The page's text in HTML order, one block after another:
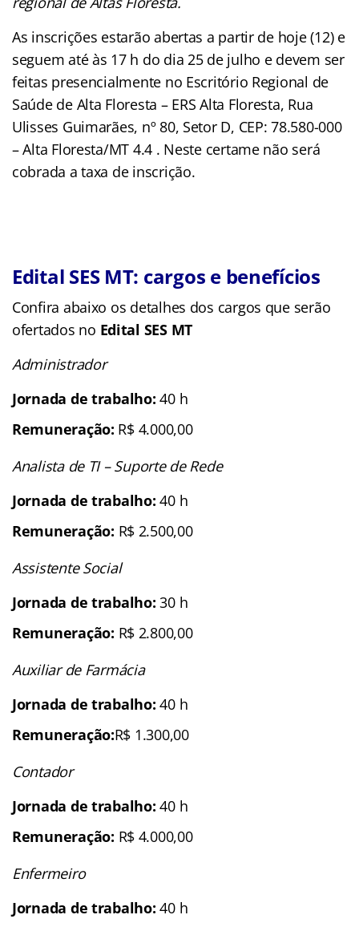
As inscrições estarão abertas a partir de hoje (12) e
seguem até às 17 h do dia 25 de julho e devem ser
feitas presencialmente no Escritório Regional de
Saúde de Alta Floresta – ERS Alta Floresta, Rua
Ulisses Guimarães, nº 80, Setor D, CEP: 78.580-000
– Alta Floresta/MT 4.4 . Neste certame não será
cobrada a taxa de inscrição.
Edital SES MT: cargos e benefícios
Confira abaixo os detalhes dos cargos que serão
ofertados no Edital SES MT
Administrador
Jornada de trabalho: 40 h
Remuneração: R$ 4.000,00
Analista de TI – Suporte de Rede
Jornada de trabalho: 40 h
Remuneração: R$ 2.500,00
Assistente Social
Jornada de trabalho:30 h
Remuneração: R$ 2.800,00
Auxiliar de Farmácia
Jornada de trabalho: 40 h
Remuneração:R$ 1.300,00
Contador
Jornada de trabalho: 40 h
Remuneração: R$ 4.000,00
Enfermeiro
Jornada de trabalho: 40 h